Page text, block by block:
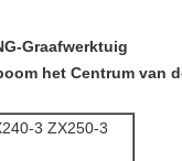
Graafwerktuig
het Centrum van
3 ZX250-3